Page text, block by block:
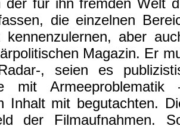
der für ihn fremden Welt
die einzelnen
kennenzulernen, aber
Magazin. Er
, seien es
mit
Inhalt mit begutachten.
der Filmaufnahmen.